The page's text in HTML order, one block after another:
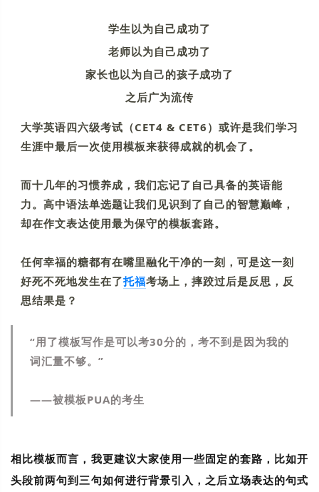
学生以为自己成功了
老师以为自己成功了
家长也以为自己的孩子成功了
之后广为流传
大学英语四六级考试（CET4 & CET6）或许是我们学习
生涯中最后一次使用模板来获得成就的机会了。
而十几年的习惯养成，我们忘记了自己具备的英语能
力。高中语法单选题让我们见识到了自己的智慧巅峰，
却在作文表达使用最为保守的模板套路。
任何幸福的糖都有在嘴里融化干净的一刻，可是这一刻
好死不死地发生在了托福考场上，摔跤过后是反思，反
思结果是？
“用了模板写作是可以考30分的，考不到是因为我的
词汇量不够。”
——被模板PUA的考生
相比模板而言，我更建议大家使用一些固定的套路，比如开
头段前两句到三句如何进行背景引入，之后立场表达的句式